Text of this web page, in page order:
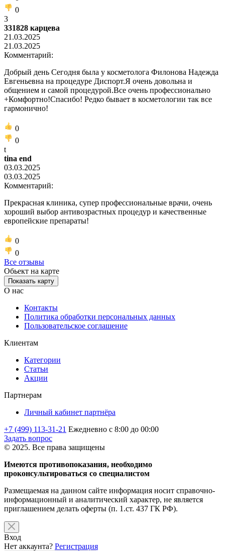
0
3
331828 карцева
21.03.2025
21.03.2025
Комментарий:
Добрый день Сегодня была у косметолога Филонова Надежда
Евгеньевна на процедуре Диспорт.Я очень довольна и
общением и самой процедурой.Все очень профессионально
+Комфортно!Спасибо! Редко бывает в косметологии так все
гармонично!
0
0
t
tina end
03.03.2025
03.03.2025
Комментарий:
Прекрасная клиника, супер профессиональные врачи, очень
хороший выбор антивозрастных процедур и качественные
европейские препараты!
0
0
Все отзывы
Обьект на карте
Показать карту
О нас
Контакты
Политика обработки персональных данных
Пользовательское соглашение
Клиентам
Категории
Статьи
Акции
Партнерам
Личный кабинет партнёра
+7 (499) 113-31-21 Ежедневно с 8:00 до 00:00
Задать вопрос
© 2025. Все права защищены
Имеются противопоказания, необходимо
проконсультироваться со специалистом
Размещаемая на данном сайте информация носит справочно-
информационный и аналитический характер, не является
приглашением делать оферты (п. 1.ст. 437 ГК РФ).
Вход
Нет аккаунта? Регистрация